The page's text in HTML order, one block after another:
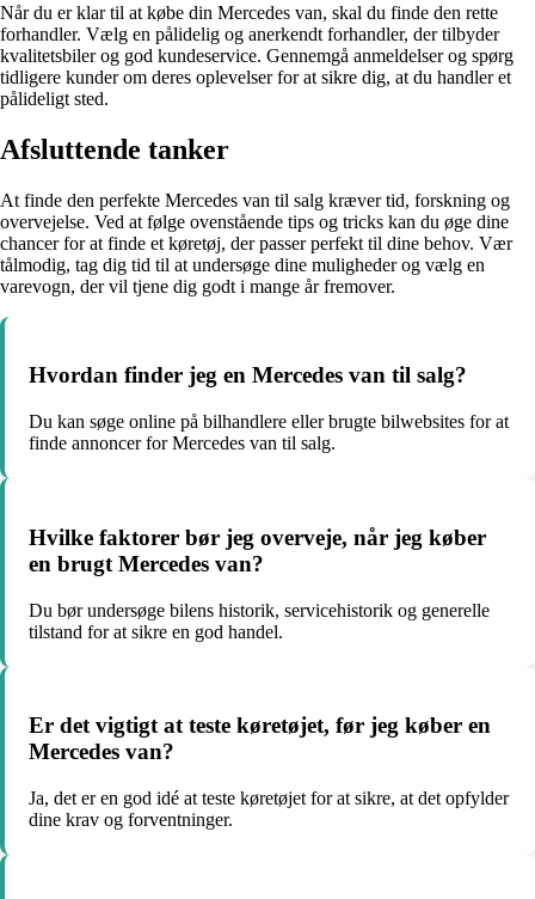
Når du er klar til at købe din Mercedes van, skal du finde den rette
forhandler. Vælg en pålidelig og anerkendt forhandler, der tilbyder
kvalitetsbiler og god kundeservice. Gennemgå anmeldelser og spørg
tidligere kunder om deres oplevelser for at sikre dig, at du handler et
pålideligt sted.
Afsluttende tanker
At finde den perfekte Mercedes van til salg kræver tid, forskning og
overvejelse. Ved at følge ovenstående tips og tricks kan du øge dine
chancer for at finde et køretøj, der passer perfekt til dine behov. Vær
tålmodig, tag dig tid til at undersøge dine muligheder og vælg en
varevogn, der vil tjene dig godt i mange år fremover.
Hvordan finder jeg en Mercedes van til salg?
Du kan søge online på bilhandlere eller brugte bilwebsites for at
finde annoncer for Mercedes van til salg.
Hvilke faktorer bør jeg overveje, når jeg køber
en brugt Mercedes van?
Du bør undersøge bilens historik, servicehistorik og generelle
tilstand for at sikre en god handel.
Er det vigtigt at teste køretøjet, før jeg køber en
Mercedes van?
Ja, det er en god idé at teste køretøjet for at sikre, at det opfylder
dine krav og forventninger.